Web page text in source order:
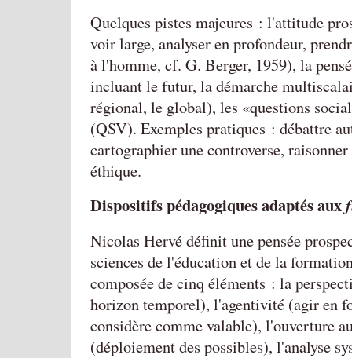
Quelques pistes majeures : l'attitude
voir large, analyser en profondeur,
à l'homme, cf. G. Berger, 1959), la
incluant le futur, la démarche
régional, le global), les questions
(QSV). Exemples pratiques : débattre
cartographier une controverse,
éthique.
Dispositifs pédagogiques adaptés aux
Nicolas Hervé définit une pensée
sciences de l'éducation et de la
composée de cinq éléments : la
horizon temporel), l'agentivité (agir en
considère comme valable), l'ouverture
(déploiement des possibles), l'analyse